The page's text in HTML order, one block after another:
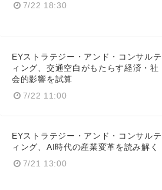
7/22 18:30
EYストラテジー・アンド・コンサルテ
ィング、交通空白がもたらす経済・社
会的影響を試算
7/22 11:00
EYストラテジー・アンド・コンサルテ
ィング、AI時代の産業変革を読み解く
7/21 13:00